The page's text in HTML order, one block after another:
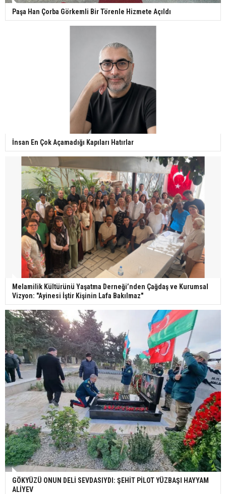
Paşa Han Çorba Görkemli Bir Törenle Hizmete Açıldı
İnsan En Çok Açamadığı Kapıları Hatırlar
Melamilik Kültürünü Yaşatma Derneği’nden Çağdaş ve Kurumsal
Vizyon: "Ayinesi İştir Kişinin Lafa Bakılmaz"
GÖKYÜZÜ ONUN DELİ SEVDASIYDI: ŞEHİT PİLOT YÜZBAŞI HAYYAM
ALİYEV